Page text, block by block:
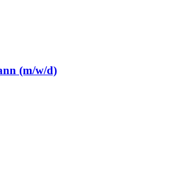
(m/w/d)